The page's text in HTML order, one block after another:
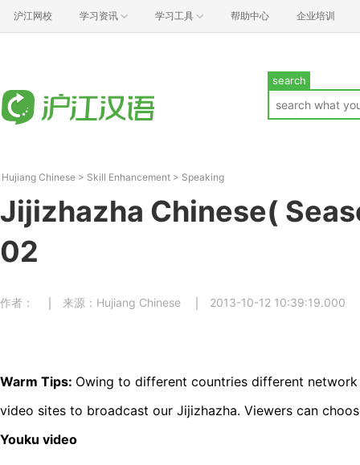
沪江网校 学习资讯 学习工具 帮助中心 企业培训
search
Hujiang Chinese > Skill Enhancement > Speaking
Jijizhazha Chinese(
02
作者： 来源：Hujiang Chinese 2013-10-12 10:39:19.000
Warm Tips: Owing to different countries different
video sites to broadcast our Jijizhazha. Viewers can
Youku video